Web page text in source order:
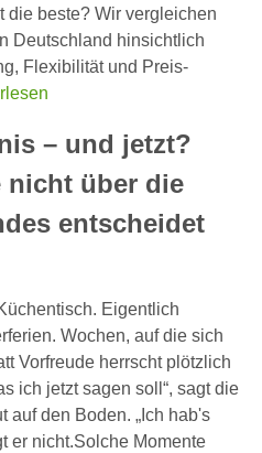
die beste? Wir vergleichen
Deutschland hinsichtlich
Flexibilität und Preis-
– und jetzt?
nicht über die
entscheidet
Eigentlich
Wochen, auf die sich
Vorfreude herrscht plötzlich
ich jetzt sagen soll“, sagt die
auf den Boden. „Ich hab's
er nicht.Solche Momente